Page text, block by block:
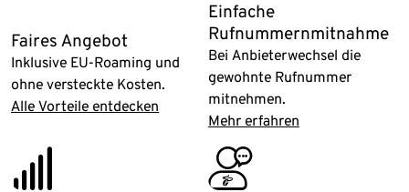
Faires Angebot
Inklusive EU-Roaming und
ohne versteckte Kosten.
Alle Vorteile entdecken
Einfache
Rufnummernmitnahme
Bei Anbieterwechsel die
gewohnte Rufnummer
mitnehmen.
Mehr erfahren
5G customer_service